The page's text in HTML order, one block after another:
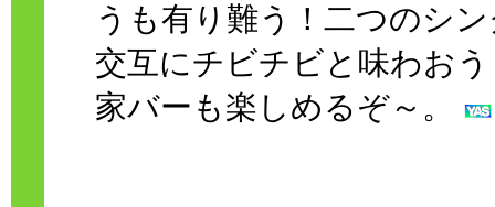
うも有り難う！二つのシ
交互にチビチビと味わお
家バーも楽しめるぞ～。